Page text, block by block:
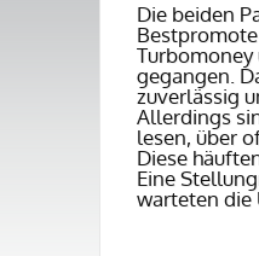
Die beiden
gegangen.
zuverlässig
Allerdings
lesen, über
Diese
Eine
warteten die